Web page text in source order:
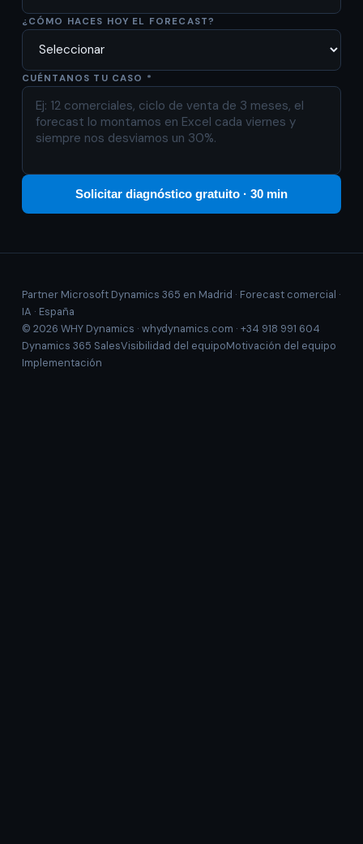
¿CÓMO HACES HOY EL FORECAST?
CUÉNTANOS TU CASO *
Solicitar diagnóstico gratuito · 30 min
Partner Microsoft Dynamics 365 en Madrid · Forecast comercial ·
IA · España
© 2026 WHY Dynamics · whydynamics.com · +34 918 991 604
Dynamics 365 SalesVisibilidad del equipoMotivación del equipo
Implementación